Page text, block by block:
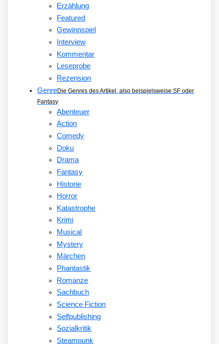
Erzählung
Featured
Gewinnspiel
Interview
Kommentar
Leseprobe
Rezension
GenreDie Genres des Artikel, also beispielsweise SF oder
Fantasy
Abenteuer
Action
Comedy
Doku
Drama
Fantasy
Historie
Horror
Katastrophe
Krimi
Musical
Mystery
Märchen
Phantastik
Romanze
Sachbuch
Science Fiction
Selfpublishing
Sozialkritik
Steampunk